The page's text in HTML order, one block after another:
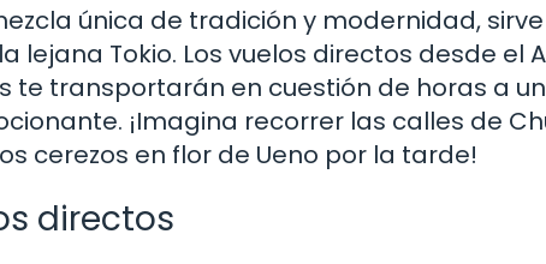
única de tradición y modernidad,
lejana Tokio. Los vuelos directos desde el
te transportarán en cuestión de horas a
¡Imagina recorrer las calles de
cerezos en flor de Ueno por la tarde!
directos